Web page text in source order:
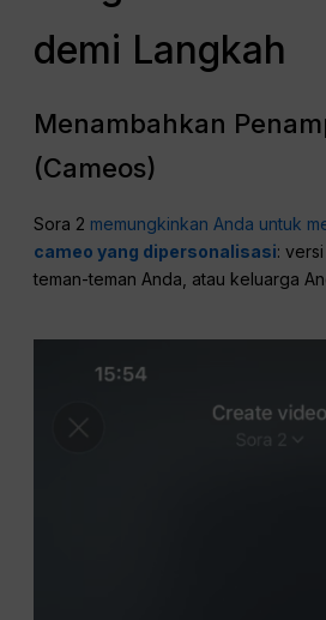
demi Langkah
Menambahkan
(Cameos)
Sora 2 memungkinkan Anda untuk
cameo yang dipersonalisasi:
teman-teman Anda, atau keluarga